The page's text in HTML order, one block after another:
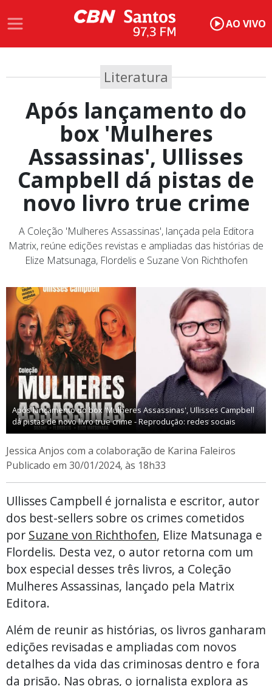
AO VIVO
Literatura
Após lançamento do
box 'Mulheres
Assassinas', Ullisses
Campbell dá pistas de
novo livro true crime
A Coleção 'Mulheres Assassinas', lançada pela Editora
Matrix, reúne edições revistas e ampliadas das histórias de
Elize Matsunaga, Flordelis e Suzane Von Richthofen
Após lançamento do box 'Mulheres Assassinas', Ullisses Campbell
dá pistas de novo livro true crime - Reprodução: redes sociais
Jessica Anjos com a colaboração de Karina Faleiros
Publicado em 30/01/2024, às 18h33
Ullisses Campbell é jornalista e escritor, autor
dos best-sellers sobre os crimes cometidos
por Suzane von Richthofen, Elize Matsunaga e
Flordelis. Desta vez, o autor retorna com um
box especial desses três livros, a Coleção
Mulheres Assassinas, lançado pela Matrix
Editora.
Além de reunir as histórias, os livros ganharam
edições revisadas e ampliadas com novos
detalhes da vida das criminosas dentro e fora
da prisão. Nas obras, o jornalista explora as